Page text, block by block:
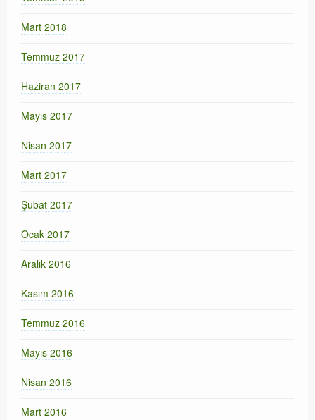
Mart 2018
Temmuz 2017
Haziran 2017
Mayıs 2017
Nisan 2017
Mart 2017
Şubat 2017
Ocak 2017
Aralık 2016
Kasım 2016
Temmuz 2016
Mayıs 2016
Nisan 2016
Mart 2016